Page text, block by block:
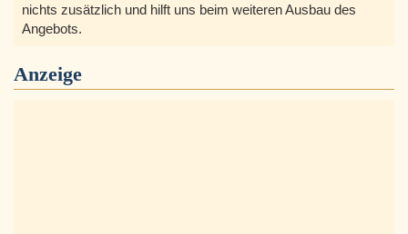
nichts zusätzlich und hilft uns beim weiteren Ausbau des
Angebots.
Anzeige